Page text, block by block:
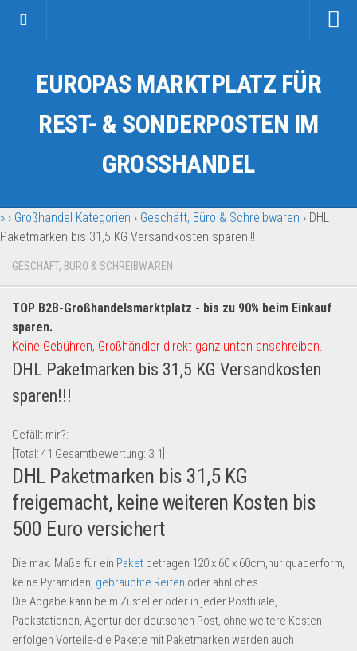
Kategorien
Auto & Motorrad
Fahrzeuge & Transport
Garten & Werkzeug
Geschäft, Büro & Schreibwaren
Geschenkartikel
Handy und Smartphone
Kosmetik & Pflege
Lebensmittel & Getränke
Multimedia & Elektro
Münzen
Spielzeug & Games
Schuhe & Accessoires
Sport & Freizeit
Uhren & Schmuck
Wohnen & Einrichten
Restposten-Angebote
Restposten für Privatpersonen
eBay Restposten kaufen
EUROPAS MARKTPLATZ FÜR
REST- & SONDERPOSTEN IM
GROSSHANDEL
» › Großhandel Kategorien › Geschäft, Büro & Schreibwaren › DHL
Paketmarken bis 31,5 KG Versandkosten sparen!!!
GESCHÄFT, BÜRO & SCHREIBWAREN
TOP B2B-Großhandelsmarktplatz - bis zu 90% beim Einkauf
sparen.
Keine Gebühren, Großhändler direkt ganz unten anschreiben.
DHL Paketmarken bis 31,5 KG Versandkosten
sparen!!!
Gefällt mir?:
[Total: 41 Gesamtbewertung: 3.1
DHL Paketmarken bis 31,5 KG
freigemacht, keine weiteren Kosten bis
500 Euro versichert
Die max. Maße für ein Paket betragen 120 x 60 x 60cm,nur quaderform,
keine Pyramiden, gebrauchte Reifen oder ähnliches
Die Abgabe kann beim Zusteller oder in jeder Postfiliale,
Packstationen, Agentur der deutschen Post, ohne weitere Kosten
erfolgen Vorteile-die Pakete mit Paketmarken werden auch